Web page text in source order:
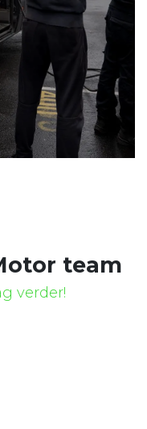
team
verder!